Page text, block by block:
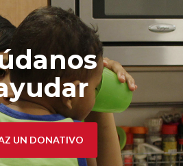
UN DONATIVO